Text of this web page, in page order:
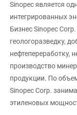
Sinopec является
интегрированных
Бизнес Sinopec
геологоразведку,
нефтепереработку,
производство
продукции. По
Sinopec Corp.
этиленовых